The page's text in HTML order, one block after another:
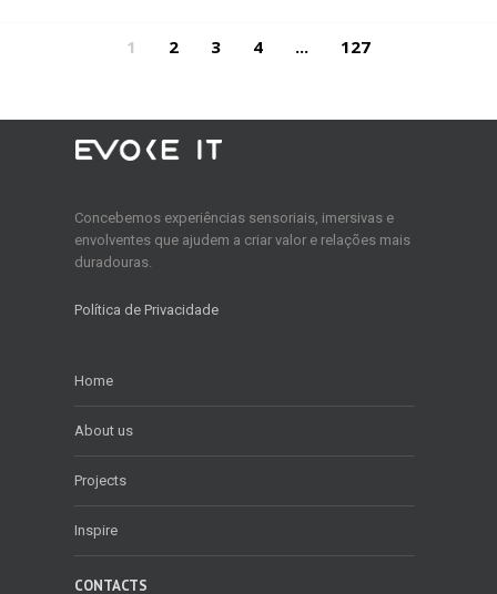
1 2 3 4 ... 127
Concebemos experiências sensoriais, imersivas e
envolventes que ajudem a criar valor e relações mais
duradouras.
Política de Privacidade
Home
About us
Projects
Inspire
CONTACTS